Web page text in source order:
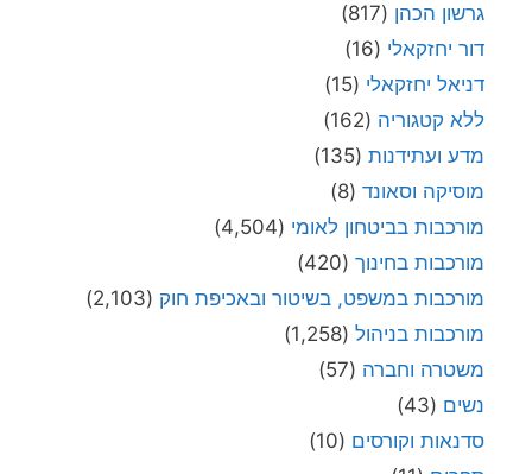
גרשון הכהן (817)
דור יחזקאלי (16)
דניאל יחזקאלי (15)
ללא קטגוריה (162)
מדע ועתידנות (135)
מוסיקה וסאונד (8)
מורכבות בביטחון לאומי (4,504)
מורכבות בחינוך (420)
מורכבות במשפט, בשיטור ובאכיפת חוק (2,103)
מורכבות בניהול (1,258)
משטרה וחברה (57)
נשים (43)
סדנאות וקורסים (10)